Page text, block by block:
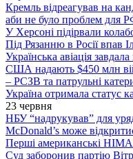
Кремль відреагував на
аби не було проблем для
У Херсоні підірвали
Під Рязанню в Росії впав
Українська авіація
США надають $450 млн
– РСЗВ та патрульні
Україна отримала статус
23 червня
НБУ “надрукував” для
McDonald’s може
Перші американські
Суд заборонив партію